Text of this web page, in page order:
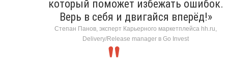
который поможет избежать ошибок.
Верь в себя и двигайся вперёд!»
Степан Панов, эксперт Карьерного маркетплейса hh.ru,
Delivery/Release manager в Go Invest